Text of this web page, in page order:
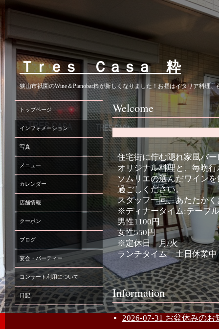
Ｔｒｅｓ Ｃａｓａ 粋
狭山市祇園のWine＆Pianobar粋が新しくなりました！お昼はイタリア料理
Welcome
住宅街に佇む隠れ家風バ
オリジナル料理と、毎晩
ソムリエの選んだワイン
過ごしください。
スタッフ一同、あたたか
※ディナータイム:テーブ
男性1100円
女性550円
※定休日 月/火
ランチタイム 土日休業中
Information
2026-07-31 お盆休みのお
トップページ
インフォメーション
写真
メニュー
カレンダー
店舗情報
クーポン
ブログ
宴会・パーティー
コンサート利用について
日記